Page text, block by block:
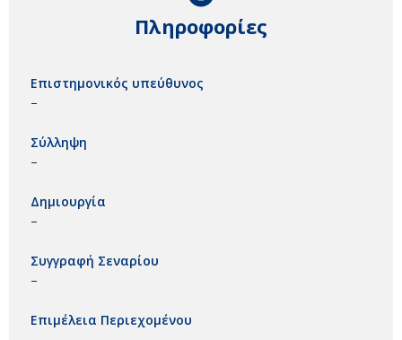
Πληροφορίες
Επιστημονικός υπεύθυνος
–
Σύλληψη
–
Δημιουργία
–
Συγγραφή Σεναρίου
–
Επιμέλεια Περιεχομένου